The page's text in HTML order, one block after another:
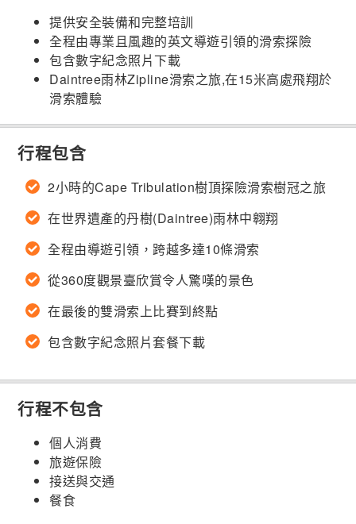
提供安全裝備和完整培訓
全程由專業且風趣的英文導遊引領的滑索探險
包含數字紀念照片下載
Daintree雨林Zipline滑索之旅,在15米高處飛翔於
滑索體驗
行程包含
2小時的Cape Tribulation樹頂探險滑索樹冠之旅
在世界遺產的丹樹(Daintree)雨林中翱翔
全程由導遊引領，跨越多達10條滑索
從360度觀景臺欣賞令人驚嘆的景色
在最後的雙滑索上比賽到終點
包含數字紀念照片套餐下載
行程不包含
個人消費
旅遊保險
接送與交通
餐食